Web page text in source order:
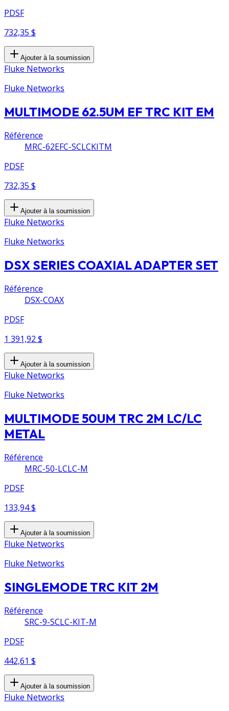
PDSF
732,35 $
Ajouter à la soumission
Fluke Networks
Fluke Networks
MULTIMODE 62.5UM EF TRC KIT EM
Référence
MRC-62EFC-SCLCKITM
PDSF
732,35 $
Ajouter à la soumission
Fluke Networks
Fluke Networks
DSX SERIES COAXIAL ADAPTER SET
Référence
DSX-COAX
PDSF
1 391,92 $
Ajouter à la soumission
Fluke Networks
Fluke Networks
MULTIMODE 50UM TRC 2M LC/LC
METAL
Référence
MRC-50-LCLC-M
PDSF
133,94 $
Ajouter à la soumission
Fluke Networks
Fluke Networks
SINGLEMODE TRC KIT 2M
Référence
SRC-9-SCLC-KIT-M
PDSF
442,61 $
Ajouter à la soumission
Fluke Networks